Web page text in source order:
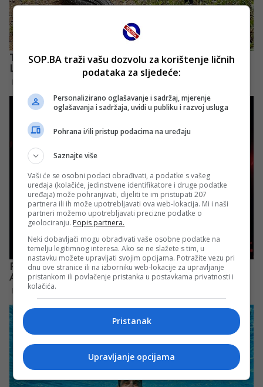
SOP.BA traži vašu dozvolu za korištenje ličnih
podataka za sljedeće:
Personalizirano oglašavanje i sadržaj, mjerenje
oglašavanja i sadržaja, uvidi u publiku i razvoj usluga
Pohrana i/ili pristup podacima na uređaju
Saznajte više
Vaši će se osobni podaci obrađivati, a podatke s vašeg
uređaja (kolačiće, jedinstvene identifikatore i druge podatke
uređaja) može pohranjivati, dijeliti te im pristupati 207
partnera ili ih može upotrebljavati ova web-lokacija. Mi i naši
partneri možemo upotrebljavati precizne podatke o
geolociranju. Popis partnera.
Neki dobavljači mogu obrađivati vaše osobne podatke na
temelju legitimnog interesa. Ako se ne slažete s tim, u
nastavku možete upravljati svojim opcijama. Potražite vezu pri
dnu ove stranice ili na izborniku web-lokacije za upravljanje
pristankom ili povlačenje pristanka u postavkama privatnosti i
kolačića.
Pristanak
Upravljanje opcijama